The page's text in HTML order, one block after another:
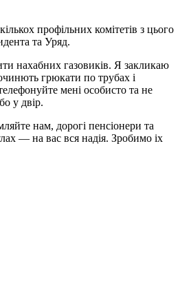
профільних комітетів з цього
та Уряд.
нахабних газовиків. Я закликаю
грюкати по трубах і
мені особисто та не
у двір.
нам, дорогі пенсіонери та
— на вас вся надія. Зробимо іх